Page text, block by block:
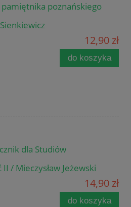
poznańskiego
12,90 zł
do koszyka
dla Studiów
/ Mieczysław Jeżewski
14,90 zł
do koszyka